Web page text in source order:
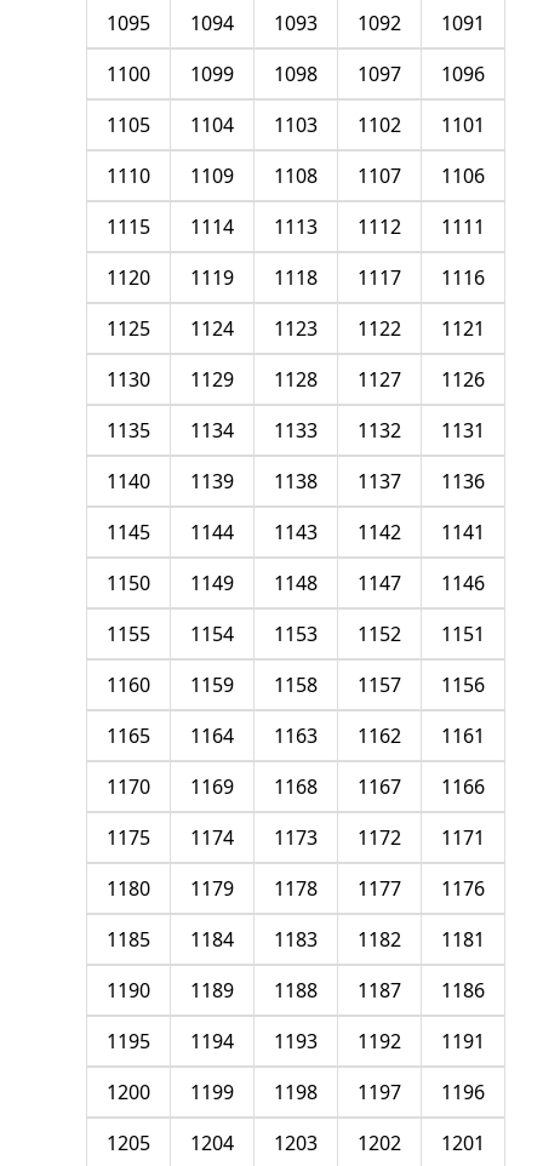
1091
1092
1093
1094
1095
1096
1097
1098
1099
1100
1101
1102
1103
1104
1105
1106
1107
1108
1109
1110
1111
1112
1113
1114
1115
1116
1117
1118
1119
1120
1121
1122
1123
1124
1125
1126
1127
1128
1129
1130
1131
1132
1133
1134
1135
1136
1137
1138
1139
1140
1141
1142
1143
1144
1145
1146
1147
1148
1149
1150
1151
1152
1153
1154
1155
1156
1157
1158
1159
1160
1161
1162
1163
1164
1165
1166
1167
1168
1169
1170
1171
1172
1173
1174
1175
1176
1177
1178
1179
1180
1181
1182
1183
1184
1185
1186
1187
1188
1189
1190
1191
1192
1193
1194
1195
1196
1197
1198
1199
1200
1201
1202
1203
1204
1205